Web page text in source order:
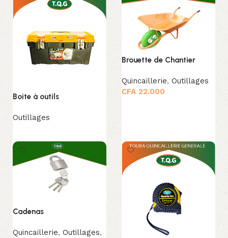
Boite à outils
Outillages
Brouette de Chantier
Quincaillerie, Outillages
CFA 22.000
Cadenas
Quincaillerie, Outillages,